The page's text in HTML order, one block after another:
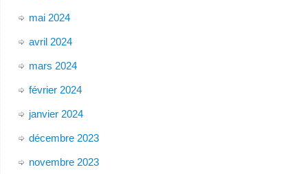
mai 2024
avril 2024
mars 2024
février 2024
janvier 2024
décembre 2023
novembre 2023